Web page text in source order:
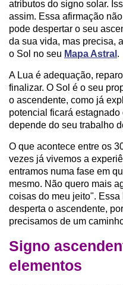
atributos do signo solar.
assim. Essa afirmação
pode despertar o seu
da sua vida, mas precisa,
o Sol no seu Mapa Astral .
A Lua é adequação,
finalizar. O Sol é o seu
o ascendente, como já
potencial ficará
depende do seu trabalho
O que acontece entre os
vezes já vivemos a
entramos numa fase em
mesmo. Não quero mais
coisas do meu jeito".
desperta o ascendente,
precisamos de um
Signo
elementos